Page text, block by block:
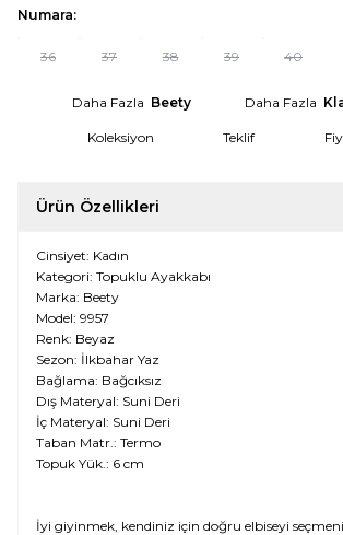
Numara:
36 37 38 39 40
Daha Fazla Beety Daha Fazla
Koleksiyon Teklif
Ürün Özellikleri
Cinsiyet: Kadın
Kategori: Topuklu Ayakkabı
Marka: Beety
Model: 9957
Renk: Beyaz
Sezon: İlkbahar Yaz
Bağlama: Bağcıksız
Dış Materyal: Suni Deri
İç Materyal: Suni Deri
Taban Matr.: Termo
Topuk Yük.: 6 cm
İyi giyinmek, kendiniz için doğru elbiseyi